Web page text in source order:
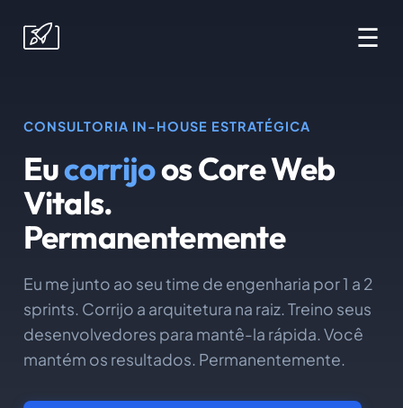
☰
CONSULTORIA IN-HOUSE ESTRATÉGICA
Eucorrijoos Core Web
Vitals.
Permanentemente
Eu me junto ao seu time de engenharia por 1 a 2
sprints. Corrijo a arquitetura na raiz. Treino seus
desenvolvedores para mantê-la rápida. Você
mantém os resultados. Permanentemente.